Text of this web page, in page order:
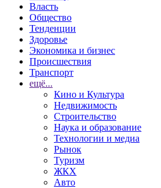
Власть
Общество
Тенденции
Здоровье
Экономика и бизнес
Происшествия
Транспорт
ещё...
Кино и Культура
Недвижимость
Строительство
Наука и образование
Технологии и медиа
Рынок
Туризм
ЖКХ
Авто